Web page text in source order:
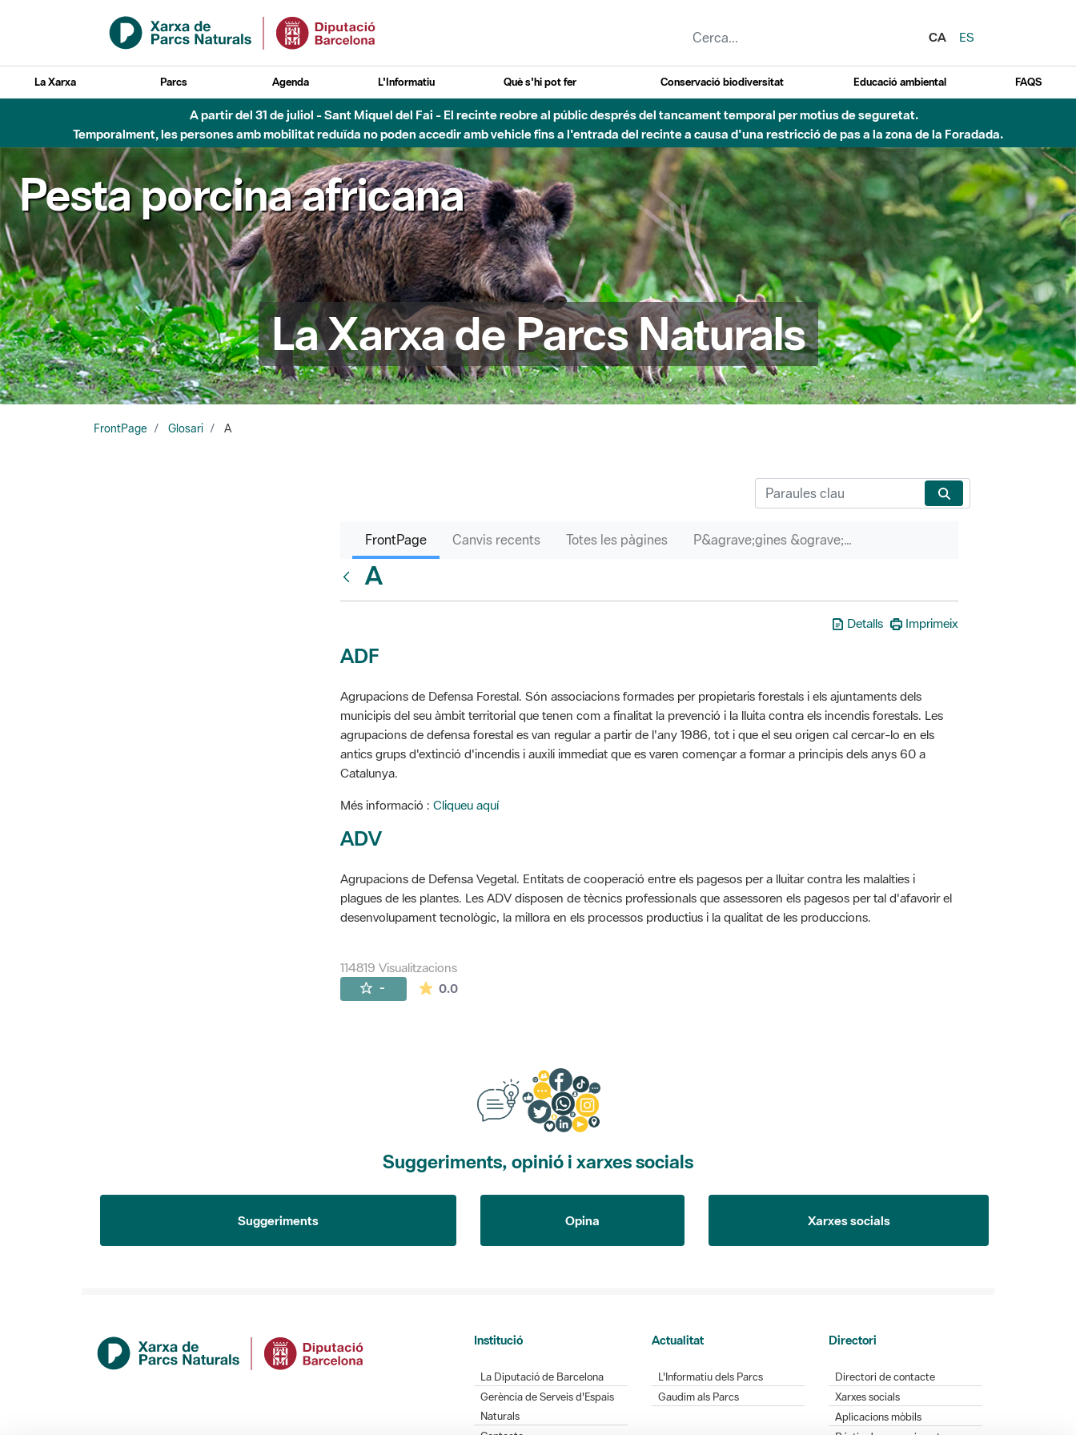
Salta al contingut principal
CA
ES
La Xarxa Parcs Agenda L'Informatiu Què s'hi pot fer Conservació biodiversitat Educació ambiental FAQS
A partir del 31 de juliol - Sant Miquel del Fai - El recinte reobre al públic després del tancament temporal per motius de seguretat.
Temporalment, les persones amb mobilitat reduïda no poden accedir amb vehicle fins a l'entrada del recinte a causa d'una restricció de pas a la zona de la Foradada.
Pesta porcina africana
La Xarxa de Parcs Naturals
FrontPage Glosari A
FrontPage Canvis recents Totes les pàgines P&agrave;gines &ograve;rfenes
A
Detalls Imprimeix
ADF
Agrupacions de Defensa Forestal. Són associacions formades per propietaris forestals i els ajuntaments dels
municipis del seu àmbit territorial que tenen com a finalitat la prevenció i la lluita contra els incendis forestals. Les
agrupacions de defensa forestal es van regular a partir de l'any 1986, tot i que el seu origen cal cercar-lo en els
antics grups d'extinció d'incendis i auxili immediat que es varen començar a formar a principis dels anys 60 a
Catalunya.
Més informació : Cliqueu aquí
ADV
Agrupacions de Defensa Vegetal. Entitats de cooperació entre els pagesos per a lluitar contra les malalties i
plagues de les plantes. Les ADV disposen de tècnics professionals que assessoren els pagesos per tal d'afavorir el
desenvolupament tecnològic, la millora en els processos productius i la qualitat de les produccions.
114819 Visualitzacions
- 0.0La mitjana de les valoracions és de 0 estrelles de 5.
Suggeriments, opinió i xarxes socials
Suggeriments Opina Xarxes socials
Institució
La Diputació de Barcelona
Gerència de Serveis d'Espais
Naturals
Actualitat
L'Informatiu dels Parcs
Gaudim als Parcs
Directori
Directori de contacte
Xarxes socials
Aplicacions mòbils